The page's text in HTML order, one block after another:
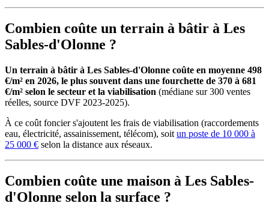
Combien coûte un terrain à bâtir à Les
Sables-d'Olonne ?
Un terrain à bâtir à Les Sables-d'Olonne coûte en moyenne 498
€/m² en 2026, le plus souvent dans une fourchette de 370 à 681
€/m² selon le secteur et la viabilisation (médiane sur 300 ventes
réelles, source DVF 2023-2025).
À ce coût foncier s'ajoutent les frais de viabilisation (raccordements
eau, électricité, assainissement, télécom), soit un poste de 10 000 à
25 000 € selon la distance aux réseaux.
Combien coûte une maison à Les Sables-
d'Olonne selon la surface ?